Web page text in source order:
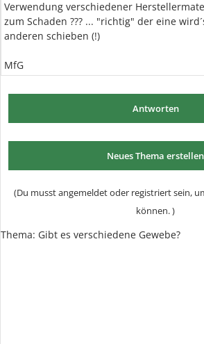
Verwendung verschiedener
zum Schaden ??? ... "richtig" der eine
anderen schieben (!)
MfG
Antworten
Neues Thema erstellen
(Du musst angemeldet oder registriert sein,
können. )
Thema: Gibt es verschiedene Gewebe?